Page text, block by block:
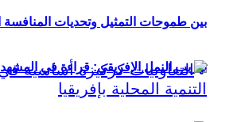
تهريب النمل الإفريقي: قراءة في
بين طموحات التمثيل وتحديات المنافسة